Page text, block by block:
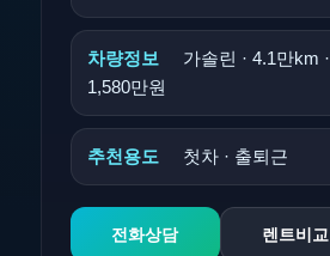
차량정보
가솔린 · 4.1만km ·
1,580만원
추천용도 첫차 · 출퇴근
전화상담 렌트비교